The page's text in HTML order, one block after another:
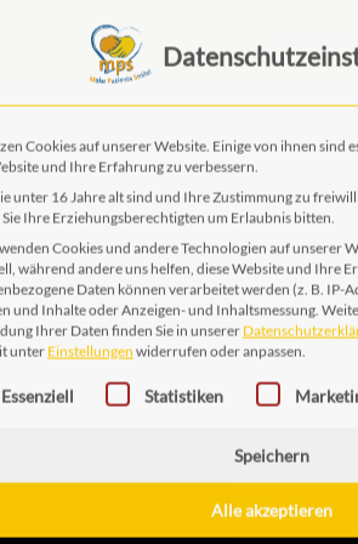
Cookies auf unserer Website. Einige von ihnen sind
und Ihre Erfahrung zu verbessern.
unter 16 Jahre alt sind und Ihre Zustimmung zu
Sie Ihre Erziehungsberechtigten um Erlaubnis bitten.
Cookies und andere Technologien auf unserer
während andere uns helfen, diese Website und Ihre
Daten können verarbeitet werden (z. B. IP-
und Inhalte oder Anzeigen- und Inhaltsmessung.
Ihrer Daten finden Sie in unserer
eine Liste der Service-Gruppen, für die
Speichern
Alle akzeptieren